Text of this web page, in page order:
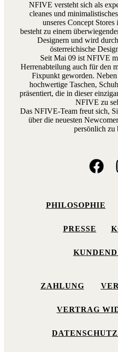
NFIVE versteht sich als
cleanes und
unseres Concept Stores
besteht zu einem
Designern und wird
österreichische
Seit Mai 09 ist NFIVE
Herrenabteilung auch für den
Fixpunkt geworden.
hochwertige Taschen,
präsentiert, die in dieser
NFIVE zu
Das NFIVE-Team freut sich,
über die neuesten
persönlich zu
PHILOSOPHIE
PRESSE
ZAHLUNG
VERTRAG